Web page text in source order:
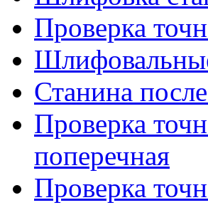
Проверка
Станина
Проверка
поперечная
Проверка